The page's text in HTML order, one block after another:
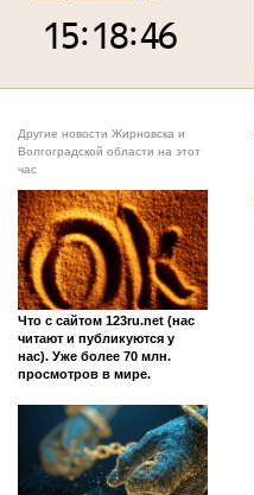
Другие новости Жирновска и
Волгоградской области на этот
час
Что с сайтом 123ru.net (нас
читают и публикуются у
нас). Уже более 70 млн.
просмотров в мире.